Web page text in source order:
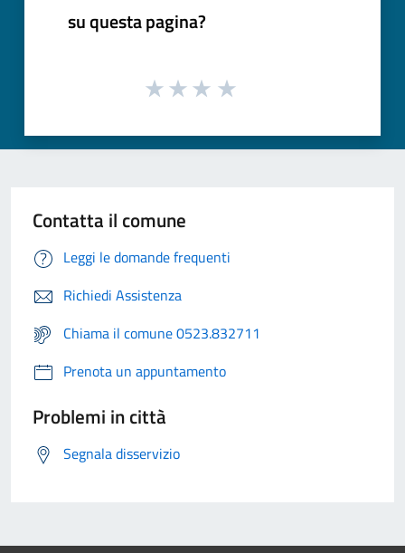
su questa pagina?
Contatta il comune
Leggi le domande frequenti
Richiedi Assistenza
Chiama il comune 0523.832711
Prenota un appuntamento
Problemi in città
Segnala disservizio